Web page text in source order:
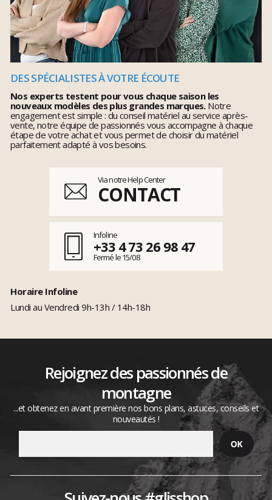
DES SPÉCIALISTES À VOTRE ÉCOUTE
Nos experts testent pour vous chaque saison les
nouveaux modèles des plus grandes marques.Notre
engagement est simple : du conseil matériel au service après-
vente, notre équipe de passionnés vous accompagne à chaque
étape de votre achat et vous permet de choisir du matériel
parfaitement adapté à vos besoins.
Via notre Help Center
CONTACT
Infoline
+33 4 73 26 98 47
Fermé le 15/08
Horaire Infoline
Lundi au Vendredi 9h-13h / 14h-18h
Rejoignez des passionnés de
montagne
...et obtenez en avant première nos bons plans, astuces, conseils et
nouveautés !